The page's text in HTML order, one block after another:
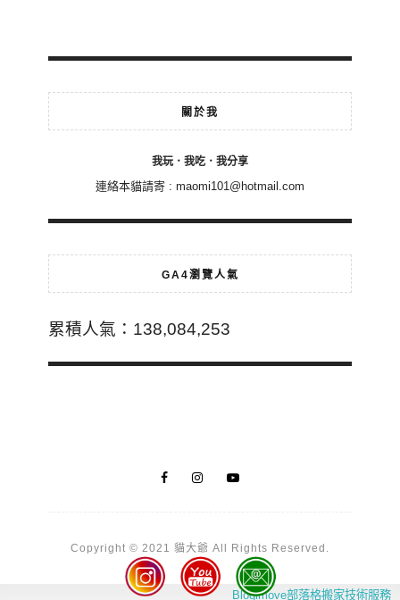
關於我
我玩．我吃．我分享
連絡本貓請寄 : maomi101@hotmail.com
GA4瀏覽人氣
累積人氣：138,084,253
Copyright © 2021 貓大爺 All Rights Reserved.
Blogimove部落格搬家技術服務